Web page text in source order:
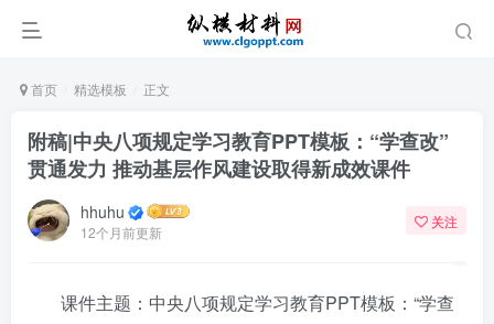
首页 精选模板 正文
附稿|中央八项规定学习教育PPT模板：“学查改”
贯通发力 推动基层作风建设取得新成效课件
hhuhu
12个月前更新
关注
课件主题：中央八项规定学习教育PPT模板：“学查